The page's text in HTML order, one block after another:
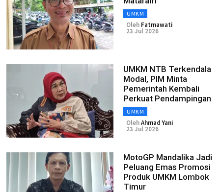
UMKM
Oleh Fatmawati
23 Jul 2026
UMKM NTB Terkendala
Modal, PIM Minta
Pemerintah Kembali
Perkuat Pendampingan
UMKM
OlehAhmad Yani
23 Jul 2026
MotoGP Mandalika Jadi
Peluang Emas Promosi
Produk UMKM Lombok
Timur